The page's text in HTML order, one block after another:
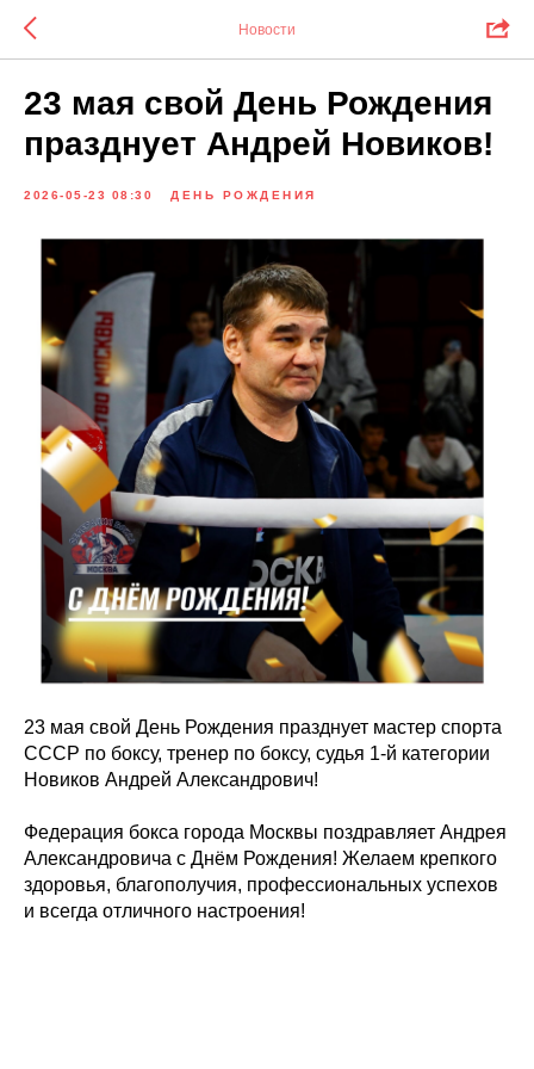
Новости
23 мая свой День Рождения
празднует Андрей Новиков!
2026-05-23 08:30 ДЕНЬ РОЖДЕНИЯ
23 мая свой День Рождения празднует мастер спорта
СССР по боксу, тренер по боксу, судья 1-й категории
Новиков Андрей Александрович!
Федерация бокса города Москвы поздравляет Андрея
Александровича с Днём Рождения! Желаем крепкого
здоровья, благополучия, профессиональных успехов
и всегда отличного настроения!